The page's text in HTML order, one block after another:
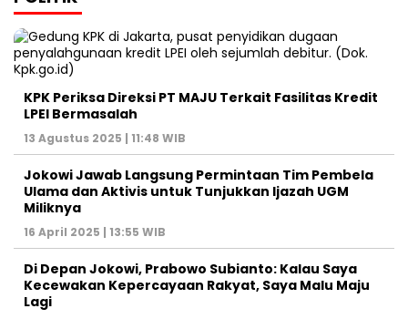
KPK Periksa Direksi PT MAJU Terkait Fasilitas Kredit
LPEI Bermasalah
13 Agustus 2025 | 11:48 WIB
Jokowi Jawab Langsung Permintaan Tim Pembela
Ulama dan Aktivis untuk Tunjukkan Ijazah UGM
Miliknya
16 April 2025 | 13:55 WIB
Di Depan Jokowi, Prabowo Subianto: Kalau Saya
Kecewakan Kepercayaan Rakyat, Saya Malu Maju
Lagi